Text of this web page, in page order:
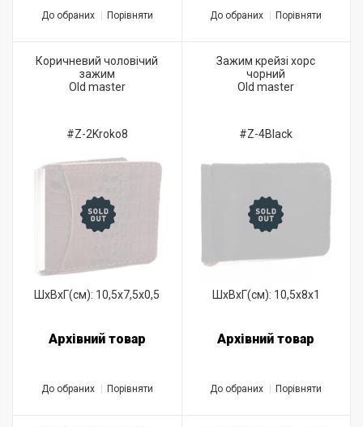
До обраних Порівняти До обраних Порівняти
Коричневий чоловічий
зажим
Old master
#Z-2Kroko8
ШхВхГ(см): 10,5x7,5x0,5
Архівний товар
До обраних Порівняти
Зажим крейзі хорс
чорний
Old master
#Z-4Black
ШхВхГ(см): 10,5x8x1
Архівний товар
До обраних Порівняти